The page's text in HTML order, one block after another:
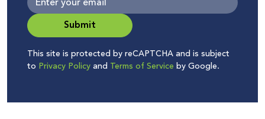
Submit
This site is protected by reCAPTCHA and is subject
to Privacy Policyand Terms of Service by Google.